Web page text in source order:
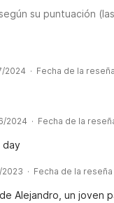
su puntuación
2024 · Fecha de la
2024 · Fecha de la
day
· Fecha de la
Alejandro, un joven